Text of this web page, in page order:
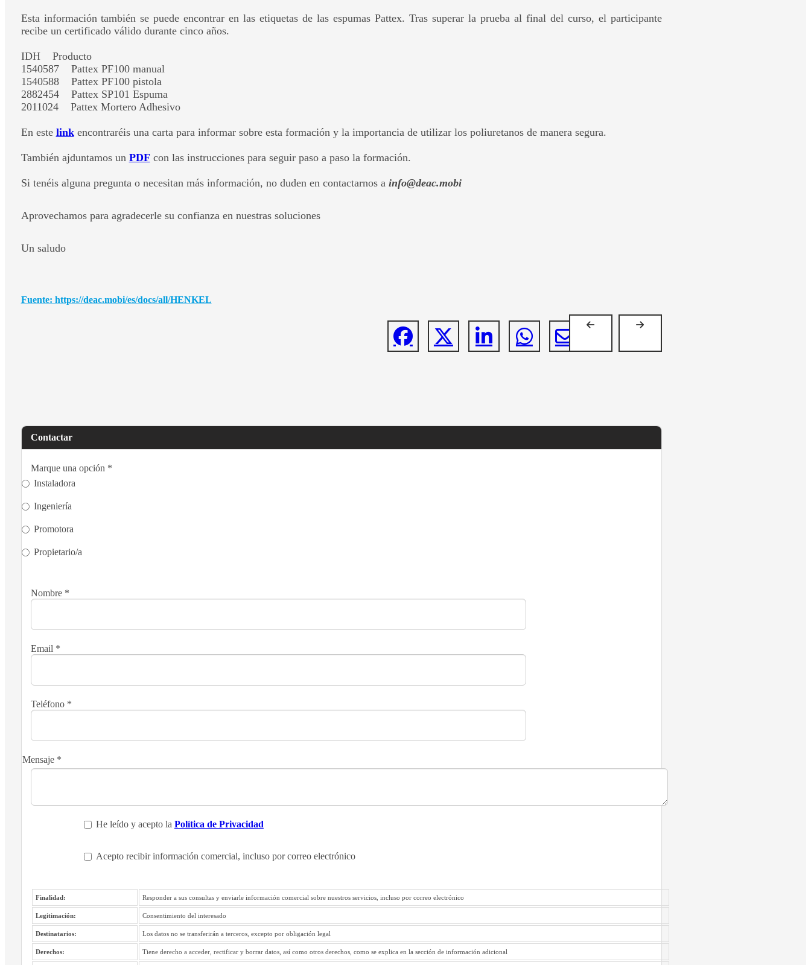
Esta información también se puede encontrar en las etiquetas de las espumas Pattex. Tras superar la prueba al final del curso, el participante
recibe un certificado válido durante cinco años.
IDH Producto
1540587 Pattex PF100 manual
1540588 Pattex PF100 pistola
2882454 Pattex SP101 Espuma
2011024 Pattex Mortero Adhesivo
En este linkencontraréis una carta para informar sobre esta formación y la importancia de utilizar los poliuretanos de manera segura.
También ajduntamos un PDFcon las instrucciones para seguir paso a paso la formación.
Si tenéis alguna pregunta o necesitan más información, no duden en contactarnos ainfo@deac.mobi
Aprovechamos para agradecerle su confianza en nuestras soluciones
Un saludo
Fuente: https://deac.mobi/es/docs/all/HENKEL
Contactar
Marque una opción *
Instaladora
Ingeniería
Promotora
Propietario/a
Nombre *
Email *
Teléfono *
Mensaje *
He leído y acepto la Política de Privacidad
Acepto recibir información comercial, incluso por correo electrónico
Finalidad: Responder a sus consultas y enviarle información comercial sobre nuestros servicios, incluso por correo electrónico
Legitimación: Consentimiento del interesado
Destinatarios: Los datos no se transferirán a terceros, excepto por obligación legal
Derechos: Tiene derecho a acceder, rectificar y borrar datos, así como otros derechos, como se explica en la sección de información adicional